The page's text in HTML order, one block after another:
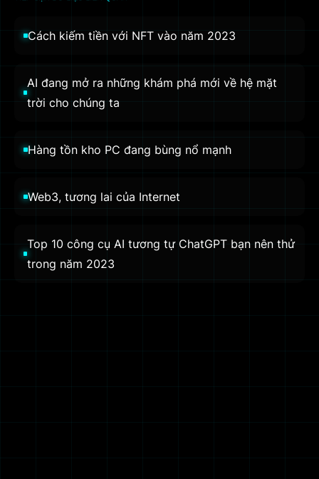
Cách kiếm tiền với NFT vào năm 2023
AI đang mở ra những khám phá mới về hệ mặt
trời cho chúng ta
Hàng tồn kho PC đang bùng nổ mạnh
Web3, tương lai của Internet
Top 10 công cụ AI tương tự ChatGPT bạn nên thử
trong năm 2023